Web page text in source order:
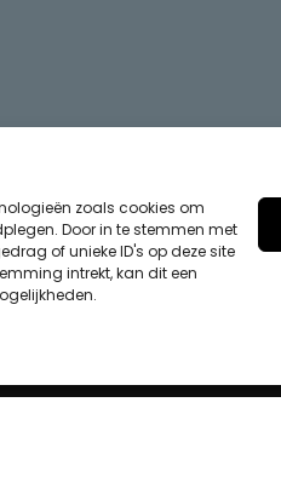
zoals cookies om
Door in te stemmen met
of unieke ID's op deze site
intrekt, kan dit een